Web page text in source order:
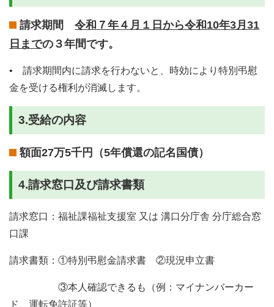
請求期間令和７年４月１日から令和10年3月31
日までの３年間です。
• 請求期間内に請求を行わないと、時効により特別弔慰
金を受ける権利が消滅します。
3.受給の内容
額面27万5千円（5年償還の記名国債）
4.請求窓口及び請求書類
請求窓口：福祉課福祉支援室 又は 溝口分庁舎 分庁総合窓
口課
請求書類：①特別弔慰金請求書 ②現況申立書
③本人確認できるも（例：マイナンバーカー
ド、運転免許証等）